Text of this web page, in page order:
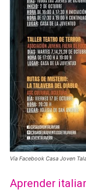
Vía Facebook Casa Joven
Aprender